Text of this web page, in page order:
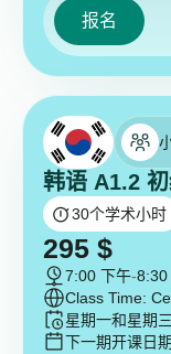
报名
韩语 A1.2
30个学术小时
295 $
7:00 下午-8:30
Class Time:
星期一和星期三
下一期开课日期